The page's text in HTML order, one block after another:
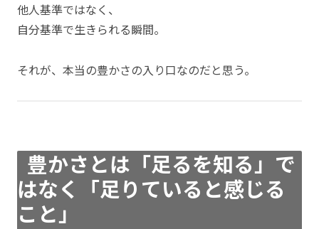
他人基準ではなく、
自分基準で生きられる瞬間。
それが、本当の豊かさの入り口なのだと思う。
豊かさとは「足るを知る」で
はなく「足りていると感じる
こと」